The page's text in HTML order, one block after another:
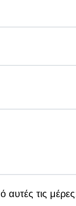
αυτές τις